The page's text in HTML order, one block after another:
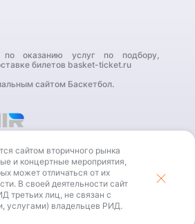
по оказанию услуг по подбору,
билетов basket-ticket.ru
сайтом Баскетбол.
сайт не использует РИД третьих
товарами (работами, услугами)
сайтом вторичного рынка
и концертные мероприятия,
может отличаться от их
В своей деятельности сайт
третьих лиц, не связан с
услугами) владельцев РИД.